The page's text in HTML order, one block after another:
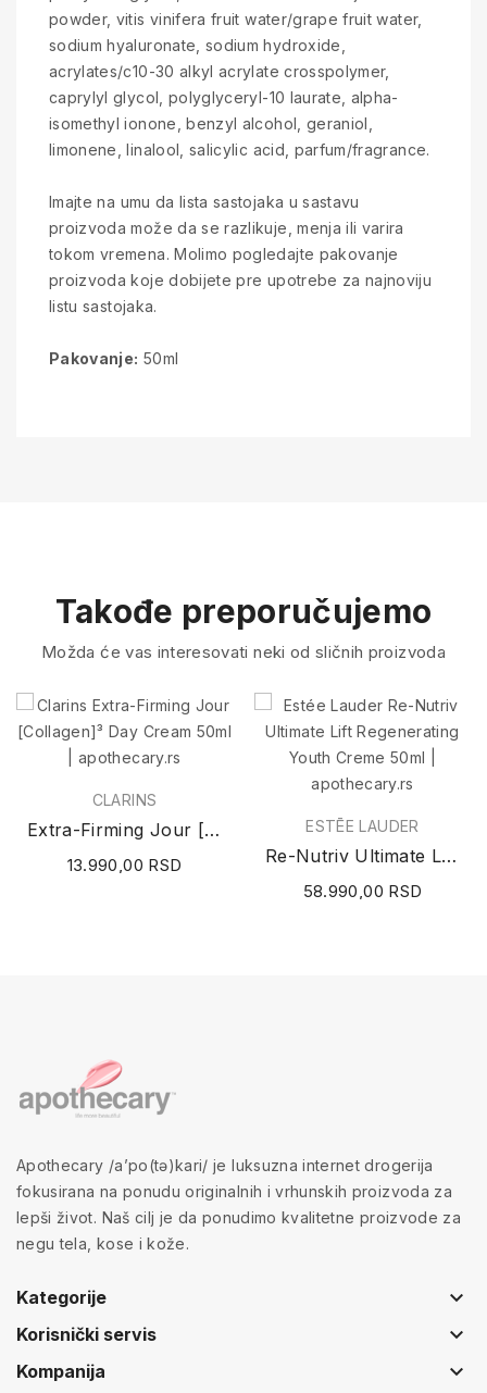
powder, vitis vinifera fruit water/grape fruit water,
sodium hyaluronate, sodium hydroxide,
acrylates/c10-30 alkyl acrylate crosspolymer,
caprylyl glycol, polyglyceryl-10 laurate, alpha-
isomethyl ionone, benzyl alcohol, geraniol,
limonene, linalool, salicylic acid, parfum/fragrance.
Imajte na umu da lista sastojaka u sastavu
proizvoda može da se razlikuje, menja ili varira
tokom vremena. Molimo pogledajte pakovanje
proizvoda koje dobijete pre upotrebe za najnoviju
listu sastojaka.
Pakovanje: 50ml
Takođe preporučujemo
Možda će vas interesovati neki od sličnih proizvoda
CLARINS
Extra-Firming Jour [Collagen]³ Day Cream 50ml
13.990,00 RSD
ESTĒE LAUDER
Re-Nutriv Ultimate Lift Regenerating Youth...
58.990,00 RSD
Apothecary /a’po(tə)kari/ je luksuzna internet drogerija
fokusirana na ponudu originalnih i vrhunskih proizvoda za
lepši život. Naš cilj je da ponudimo kvalitetne proizvode za
negu tela, kose i kože.
Kategorije keyboard_arrow_down
Korisnički servis keyboard_arrow_down
Kompanija keyboard_arrow_down